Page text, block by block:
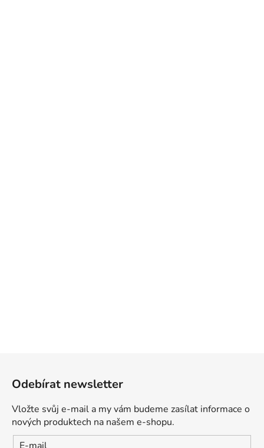
Odebírat newsletter
Vložte svůj e-mail a my vám budeme zasílat informace o
nových produktech na našem e-shopu.
E-mail